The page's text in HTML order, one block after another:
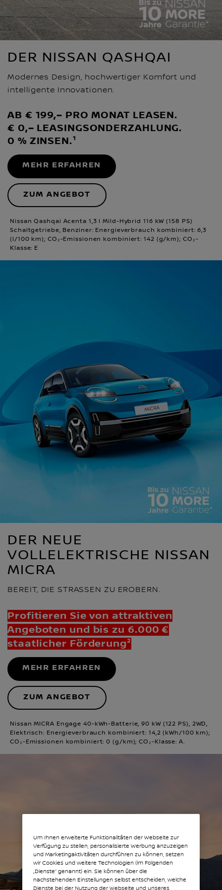
DER NISSAN QASHQAI
Modernes Design, hochwertiger Komfort und
intelligente Innovationen.
AB € 199,– PRO MONAT LEASEN.
€ 0,– LEASINGSONDERZAHLUNG.
0 % ZINSEN.¹
MEHR ERFAHREN
ZUM ANGEBOT
Nissan Qashqai Acenta 1,3 l Mild-Hybrid 116 kW (158 PS)
Schaltgetriebe, Benziner: Energieverbrauch kombiniert: 6,3
(l/100 km); CO₂-Emissionen kombiniert: 142 (g/km); CO₂-
Klasse: E
DER NEUE
VOLLELEKTRISCHE NISSAN
MICRA
BEREIT, DIE STRASSEN ZU EROBERN.
Profitieren Sie von attraktiven
Angeboten und bis zu 6.000 €
staatlicher Förderung²
MEHR ERFAHREN
ZUM ANGEBOT
Nissan MICRA Engage 40-kWh-Batterie, 90 kW (122 PS), 2WD,
Elektrisch: Energieverbrauch kombiniert: 14,2 (kWh/100 km);
CO₂-Emissionen kombiniert: 0 (g/km); CO₂-Klasse: A.
Um Ihnen erweiterte Funktionalitäten der Webseite zur
Verfügung zu stellen, personalisierte Werbung anzuzeigen
und Marketingaktivitäten durchführen zu können, setzen
wir Cookies und weitere Technologien (im Folgenden
„Dienste“ genannt) ein. Sie können über die
nachstehenden Einstellungen selbst entscheiden, welche